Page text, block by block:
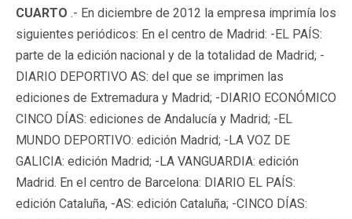
CUARTO .- En diciembre de 2012 la empresa imprimía los
siguientes periódicos: En el centro de Madrid: -EL PAÍS:
parte de la edición nacional y de la totalidad de Madrid; -
DIARIO DEPORTIVO AS: del que se imprimen las
ediciones de Extremadura y Madrid; -DIARIO ECONÓMICO
CINCO DÍAS: ediciones de Andalucía y Madrid; -EL
MUNDO DEPORTIVO: edición Madrid; -LA VOZ DE
GALICIA: edición Madrid; -LA VANGUARDIA: edición
Madrid. En el centro de Barcelona: DIARIO EL PAÍS:
edición Cataluña, -AS: edición Cataluña; -CINCO DÍAS: